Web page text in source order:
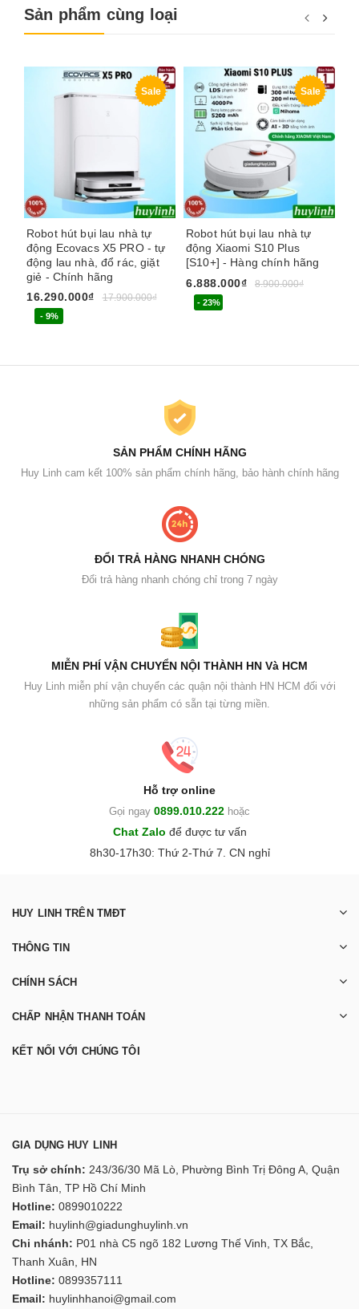
Sản phẩm cùng loại
Sale
Robot hút bụi lau nhà tự
động Ecovacs X5 PRO - tự
động lau nhà, đổ rác, giặt
giẻ - Chính hãng
16.290.000₫
17.900.000₫
- 9%
Sale
Robot hút bụi lau nhà tự
động Xiaomi S10 Plus
[S10+] - Hàng chính hãng
6.888.000₫
8.900.000₫
- 23%
SẢN PHẨM CHÍNH HÃNG
Huy Linh cam kết 100% sản phẩm chính hãng, bảo hành chính hãng
ĐỔI TRẢ HÀNG NHANH CHÓNG
Đổi trả hàng nhanh chóng chỉ trong 7 ngày
MIỄN PHÍ VẬN CHUYỂN NỘI THÀNH HN Và HCM
Huy Linh miễn phí vận chuyển các quận nội thành HN HCM đối với
những sản phẩm có sẵn tại từng miền.
Hỗ trợ online
Gọi ngay 0899.010.222 hoặc
Chat Zalo để được tư vấn
8h30-17h30: Thứ 2-Thứ 7. CN nghỉ
HUY LINH TRÊN TMĐT
THÔNG TIN
CHÍNH SÁCH
CHẤP NHẬN THANH TOÁN
KẾT NỐI VỚI CHÚNG TÔI
GIA DỤNG HUY LINH
Trụ sở chính: 243/36/30 Mã Lò, Phường Bình Trị Đông A, Quận
Bình Tân, TP Hồ Chí Minh
Hotline: 0899010222
Email: huylinh@giadunghuylinh.vn
Chi nhánh: P01 nhà C5 ngõ 182 Lương Thế Vinh, TX Bắc,
Thanh Xuân, HN
Hotline: 0899357111
Email: huylinhhanoi@gmail.com